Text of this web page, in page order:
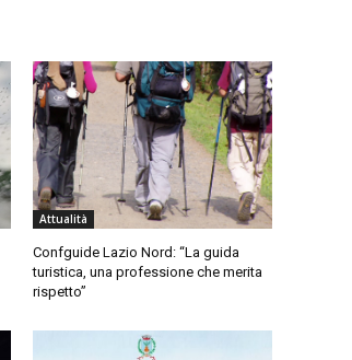
Attualità
Confguide Lazio Nord: “La guida
turistica, una professione che merita
rispetto”